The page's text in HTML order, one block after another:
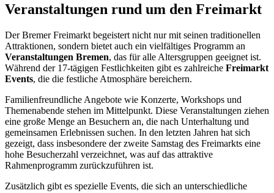
Veranstaltungen rund um den Freimarkt
Der Bremer Freimarkt begeistert nicht nur mit seinen traditionellen
Attraktionen, sondern bietet auch ein vielfältiges Programm an
Veranstaltungen Bremen, das für alle Altersgruppen geeignet ist.
Während der 17-tägigen Festlichkeiten gibt es zahlreiche Freimarkt
Events, die die festliche Atmosphäre bereichern.
Familienfreundliche Angebote wie Konzerte, Workshops und
Themenabende stehen im Mittelpunkt. Diese Veranstaltungen ziehen
eine große Menge an Besuchern an, die nach Unterhaltung und
gemeinsamen Erlebnissen suchen. In den letzten Jahren hat sich
gezeigt, dass insbesondere der zweite Samstag des Freimarkts eine
hohe Besucherzahl verzeichnet, was auf das attraktive
Rahmenprogramm zurückzuführen ist.
Zusätzlich gibt es spezielle Events, die sich an unterschiedliche